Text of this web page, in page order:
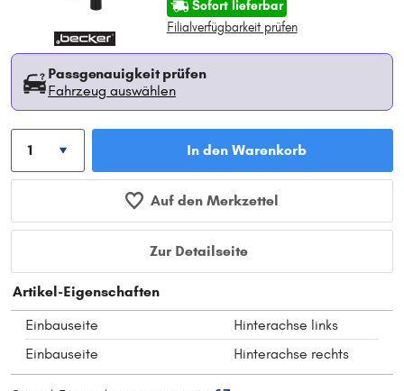
Sofort lieferbar
Filialverfügbarkeit prüfen
Passgenauigkeit prüfen
Fahrzeug auswählen
In den Warenkorb
Auf den Merkzettel
Zur Detailseite
Artikel-Eigenschaften
Einbauseite
Hinterachse links
Einbauseite
Hinterachse rechts